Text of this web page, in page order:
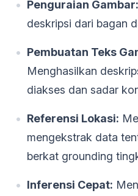
Penguraian Gambar:
deskripsi dari bagan
Pembuatan Teks
Menghasilkan
diakses dan sadar
Referensi Lokasi:
mengekstrak data
berkat grounding
Inferensi Cepat: